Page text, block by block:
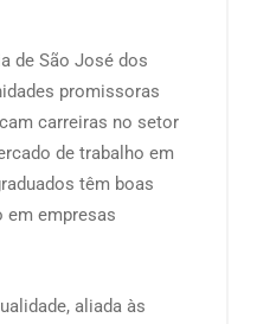
de São José dos
promissoras
carreiras no setor
de trabalho em
têm boas
em empresas
aliada às